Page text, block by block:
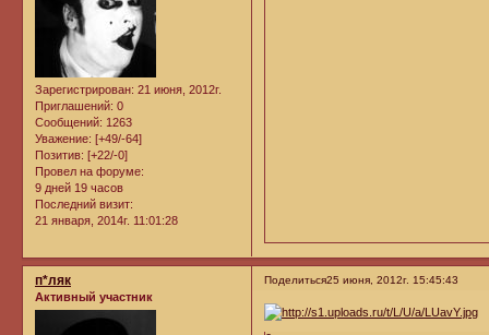
Зарегистрирован: 21 июня, 2012г.
Приглашений: 0
Сообщений: 1263
Уважение: [+49/-64]
Позитив: [+22/-0]
Провел на форуме:
9 дней 19 часов
Последний визит:
21 января, 2014г. 11:01:28
Поделиться25 июня, 2012г. 15:45:43
п*ляк
Активный участник